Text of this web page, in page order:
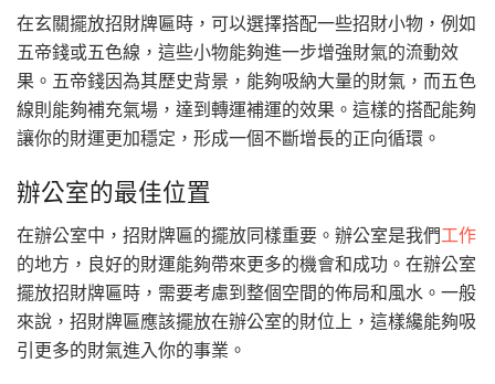
在玄關擺放招財牌匾時，可以選擇搭配一些招財小物，例如
五帝錢或五色線，這些小物能夠進一步增強財氣的流動效
果。五帝錢因為其歷史背景，能夠吸納大量的財氣，而五色
線則能夠補充氣場，達到轉運補運的效果。這樣的搭配能夠
讓你的財運更加穩定，形成一個不斷增長的正向循環。
辦公室的最佳位置
在辦公室中，招財牌匾的擺放同樣重要。辦公室是我們工作
的地方，良好的財運能夠帶來更多的機會和成功。在辦公室
擺放招財牌匾時，需要考慮到整個空間的佈局和風水。一般
來說，招財牌匾應該擺放在辦公室的財位上，這樣纔能夠吸
引更多的財氣進入你的事業。